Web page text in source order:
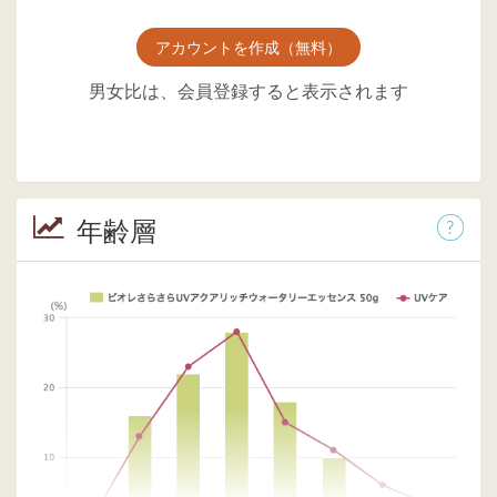
アカウントを作成（無料）
男女比は、会員登録すると表示されます
年齢層